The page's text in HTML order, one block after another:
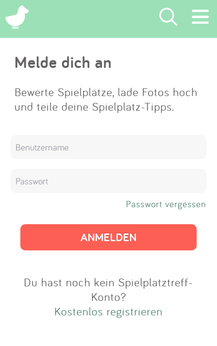
×
Suchen
Eintragen
App
Melde dich an
Bewerte Spielplätze, lade Fotos hoch
und teile deine Spielplatz-Tipps.
Passwort vergessen
Du hast noch kein Spielplatztreff-
Konto?
Kostenlos registrieren